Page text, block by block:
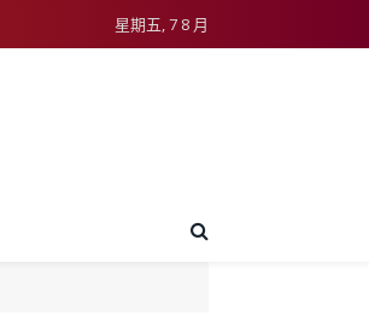
星期五, 7 8 月